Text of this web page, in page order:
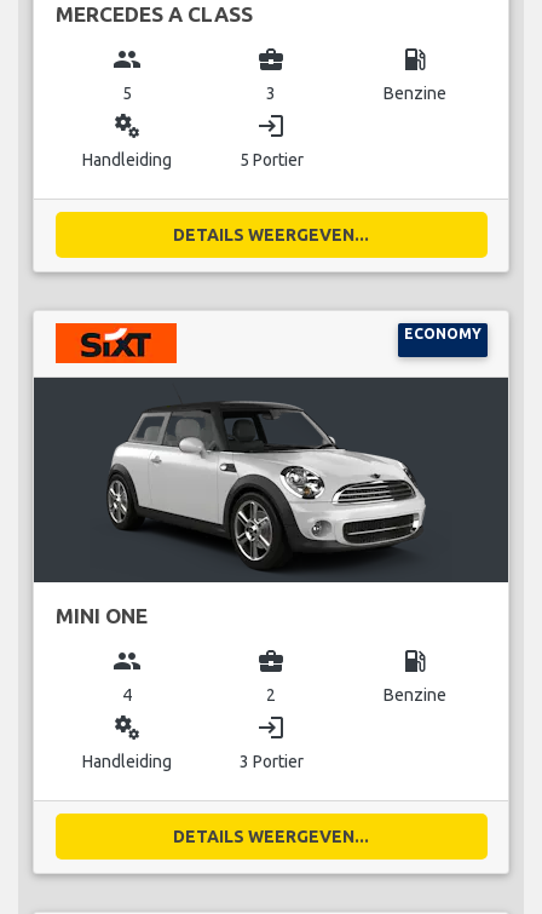
MERCEDES A CLASS
group
5
business_center
3
local_gas_station
Benzine
miscellaneous_services
Handleiding
login
5 Portier
DETAILS WEERGEVEN...
ECONOMY
MINI ONE
group
4
business_center
2
local_gas_station
Benzine
miscellaneous_services
Handleiding
login
3 Portier
DETAILS WEERGEVEN...